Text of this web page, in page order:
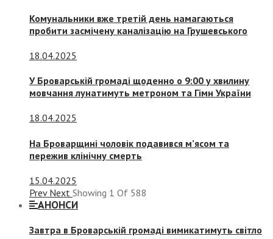
Комунальники вже третій день намагаються
пробити засмічену каналізацію на Грушевського
18.04.2025
У Броварській громаді щоденно о 9:00 у хвилину
мовчання лунатимуть метроном та Гімн України
18.04.2025
На Броварщині чоловік подавився м’ясом та
пережив клінічну смерть
15.04.2025
Prev Next Showing 1 Of 588
АНОНСИ
Завтра в Броварській громаді вимикатимуть світло